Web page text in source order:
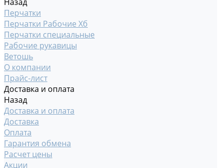
Перчатки
Перчатки Рабочие Хб
Перчатки специальные
Рабочие рукавицы
Ветошь
О компании
Прайс-лист
Доставка и оплата
Назад
Доставка и оплата
Доставка
Оплата
Гарантия обмена
Расчет цены
Акции